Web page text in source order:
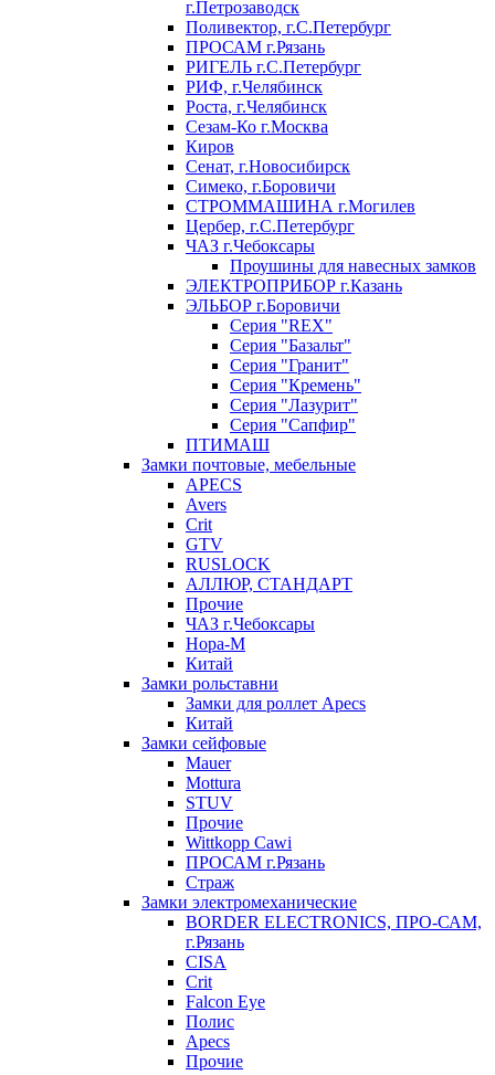
г.Петрозаводск
Поливектор, г.С.Петербург
ПРОСАМ г.Рязань
РИГЕЛЬ г.С.Петербург
РИФ, г.Челябинск
Роста, г.Челябинск
Сезам-Ко г.Москва
Киров
Сенат, г.Новосибирск
Симеко, г.Боровичи
СТРОММАШИНА г.Могилев
Цербер, г.С.Петербург
ЧАЗ г.Чебоксары
Проушины для навесных замков
ЭЛЕКТРОПРИБОР г.Казань
ЭЛЬБОР г.Боровичи
Серия "REX"
Серия "Базальт"
Серия "Гранит"
Серия "Кремень"
Серия "Лазурит"
Серия "Сапфир"
ПТИМАШ
Замки почтовые, мебельные
APECS
Avers
Crit
GTV
RUSLOCK
АЛЛЮР, СТАНДАРТ
Прочие
ЧАЗ г.Чебоксары
Нора-М
Китай
Замки рольставни
Замки для роллет Apecs
Китай
Замки сейфовые
Mauer
Mottura
STUV
Прочие
Wittkopp Cawi
ПРОСАМ г.Рязань
Страж
Замки электромеханические
BORDER ELECTRONICS, ПРО-САМ,
г.Рязань
CISA
Crit
Falcon Eye
Полис
Apecs
Прочие